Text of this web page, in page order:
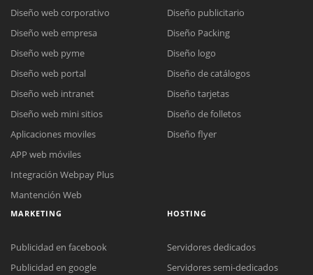
Diseño web corporativo
Diseño web empresa
Diseño web pyme
Diseño web portal
Diseño web intranet
Diseño web mini sitios
Aplicaciones moviles
APP web móviles
Integración Webpay Plus
Mantención Web
Diseño publicitario
Diseño Packing
Diseño logo
Diseño de catálogos
Diseño tarjetas
Diseño de folletos
Diseño flyer
MARKETING
Publicidad en facebook
Publicidad en google
HOSTING
Servidores dedicados
Servidores semi-dedicados